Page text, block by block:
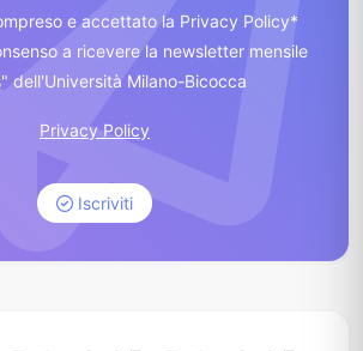
e accettato la Privacy Policy*
a ricevere la newsletter mensile
dell'Università Milano-Bicocca
Privacy Policy
Iscriviti